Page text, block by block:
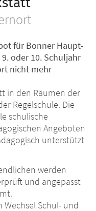
für Bonner Haupt-
oder 10. Schuljahr
nicht mehr
in den Räumen der
Regelschule. Die
schulische
Angeboten
unterstützt
werden
und angepasst
Schul- und